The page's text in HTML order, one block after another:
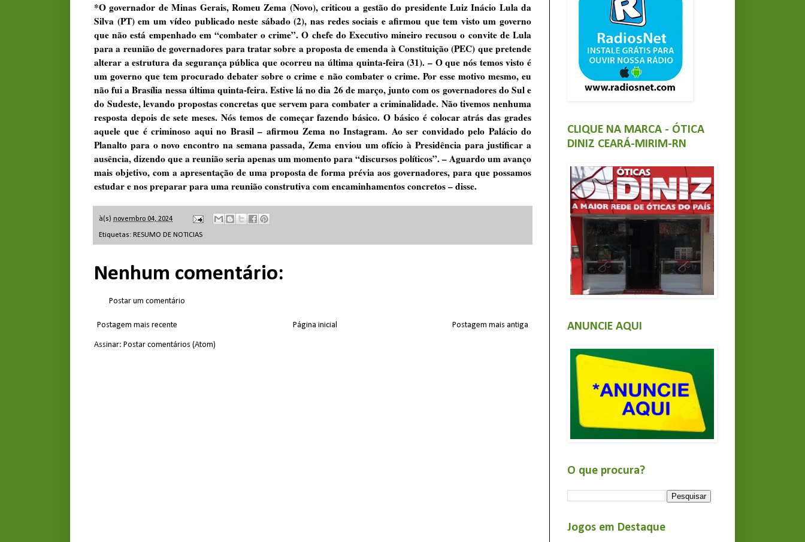
*O governador de Minas Gerais, Romeu Zema (Novo), criticou a gestão do presidente Luiz Inácio Lula da
Silva (PT) em um vídeo publicado neste sábado (2), nas redes sociais e afirmou que tem visto um governo
que não está empenhado em “combater o crime”. O chefe do Executivo mineiro recusou o convite de Lula
para a reunião de governadores para tratar sobre a proposta de emenda à Constituição (PEC) que pretende
alterar a estrutura da segurança pública que ocorreu na última quinta-feira (31). – O que nós temos visto é
um governo que tem procurado debater sobre o crime e não combater o crime. Por esse motivo mesmo, eu
não fui a Brasília nessa última quinta-feira. Estive lá no dia 26 de março, junto com os governadores do Sul e
do Sudeste, levando propostas concretas que servem para combater a criminalidade. Não tivemos nenhuma
resposta depois de sete meses. Nós temos de começar fazendo básico. O básico é colocar atrás das grades
aquele que é criminoso aqui no Brasil – afirmou Zema no Instagram. Ao ser convidado pelo Palácio do
Planalto para o novo encontro na semana passada, Zema enviou um ofício à Presidência para justificar a
ausência, dizendo que a reunião seria apenas um momento para “discursos políticos”. – Aguardo um avanço
mais objetivo, com a apresentação de uma proposta de forma prévia aos governadores, para que possamos
estudar e nos preparar para uma reunião construtiva com encaminhamentos concretos – disse.
à(s) novembro 04, 2024
Etiquetas: RESUMO DE NOTICIAS
Nenhum comentário:
Postar um comentário
Postagem mais recente Postagem mais antiga
Página inicial
Assinar: Postar comentários (Atom)
CLIQUE NA MARCA - ÓTICA
DINIZ CEARÁ-MIRIM-RN
ANUNCIE AQUI
O que procura?
Jogos em Destaque